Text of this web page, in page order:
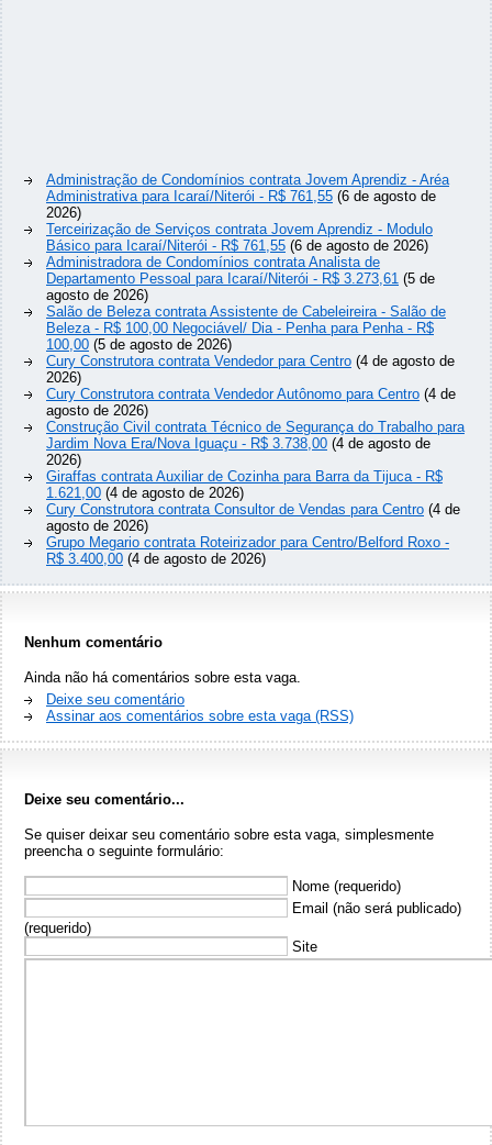
Administração de Condomínios contrata Jovem Aprendiz - Aréa
Administrativa para Icaraí/Niterói - R$ 761,55 (6 de agosto de
2026)
Terceirização de Serviços contrata Jovem Aprendiz - Modulo
Básico para Icaraí/Niterói - R$ 761,55 (6 de agosto de 2026)
Administradora de Condomínios contrata Analista de
Departamento Pessoal para Icaraí/Niterói - R$ 3.273,61 (5 de
agosto de 2026)
Salão de Beleza contrata Assistente de Cabeleireira - Salão de
Beleza - R$ 100,00 Negociável/ Dia - Penha para Penha - R$
100,00 (5 de agosto de 2026)
Cury Construtora contrata Vendedor para Centro (4 de agosto de
2026)
Cury Construtora contrata Vendedor Autônomo para Centro (4 de
agosto de 2026)
Construção Civil contrata Técnico de Segurança do Trabalho para
Jardim Nova Era/Nova Iguaçu - R$ 3.738,00 (4 de agosto de
2026)
Giraffas contrata Auxiliar de Cozinha para Barra da Tijuca - R$
1.621,00 (4 de agosto de 2026)
Cury Construtora contrata Consultor de Vendas para Centro (4 de
agosto de 2026)
Grupo Megario contrata Roteirizador para Centro/Belford Roxo -
R$ 3.400,00 (4 de agosto de 2026)
Nenhum comentário
Ainda não há comentários sobre esta vaga.
Deixe seu comentário
Assinar aos comentários sobre esta vaga (RSS)
Deixe seu comentário...
Se quiser deixar seu comentário sobre esta vaga, simplesmente
preencha o seguinte formulário:
Nome (requerido)
Email (não será publicado)
(requerido)
Site